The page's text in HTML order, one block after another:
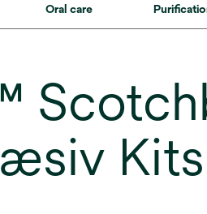
Oral care
Kits